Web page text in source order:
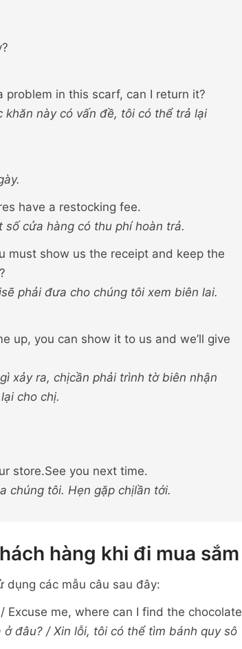
problem in this scarf, can I return it?
khăn này có vấn đề, tôi có thể trả lại
have a restocking fee.
số cửa hàng có thu phí hoàn trả.
must show us the receipt and keep the
phải đưa cho chúng tôi xem biên lai.
up, you can show it to us and we’ll give
xảy ra, chịcần phải trình tờ biên nhận
cho chị.
store.See you next time.
chúng tôi. Hẹn gặp chịlần tới.
hàng khi đi mua sắm
dụng các mẫu câu sau đây:
Excuse me, where can I find the chocolate
đâu? / Xin lỗi, tôi có thể tìm bánh quy sô